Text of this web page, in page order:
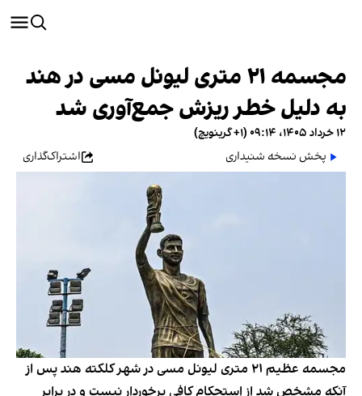
مجسمه ۲۱ متری لیونل مسی در هند
به دلیل خطر ریزش جمع‌آوری شد
۱۲ خرداد ۱۴۰۵، ۰۹:۱۴ (‎+۱ گرینویچ)
پخش نسخه شنیداری
اشتراک‌گذاری
مجسمه عظیم ۲۱ متری لیونل مسی در شهر کلکته هند پس از
آنکه مشخص شد از استحکام کافی برخوردار نیست و در برابر